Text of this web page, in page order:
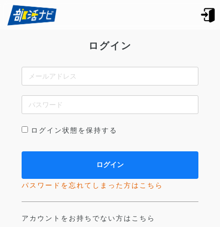
ログイン
ログイン状態を保持する
パスワードを忘れてしまった方はこちら
アカウントをお持ちでない方はこちら